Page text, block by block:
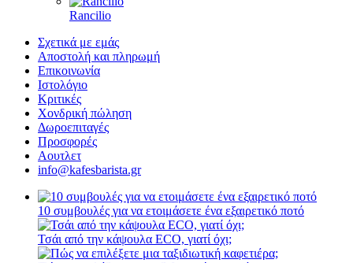
Rancilio
Σχετικά με εμάς
Αποστολή και πληρωμή
Επικοινωνία
Ιστολόγιο
Κριτικές
Χονδρική πώληση
Δωροεπιταγές
Προσφορές
Αουτλετ
info@kafesbarista.gr
10 συμβουλές για να ετοιμάσετε ένα εξαιρετικό ποτό
Τσάι από την κάψουλα ECO, γιατί όχι;